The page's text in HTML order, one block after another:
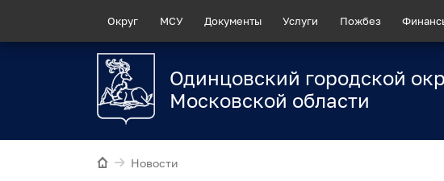
Округ МСУ Документы Услуги Пожбез
Одинцовский городской
Московской области
Новости